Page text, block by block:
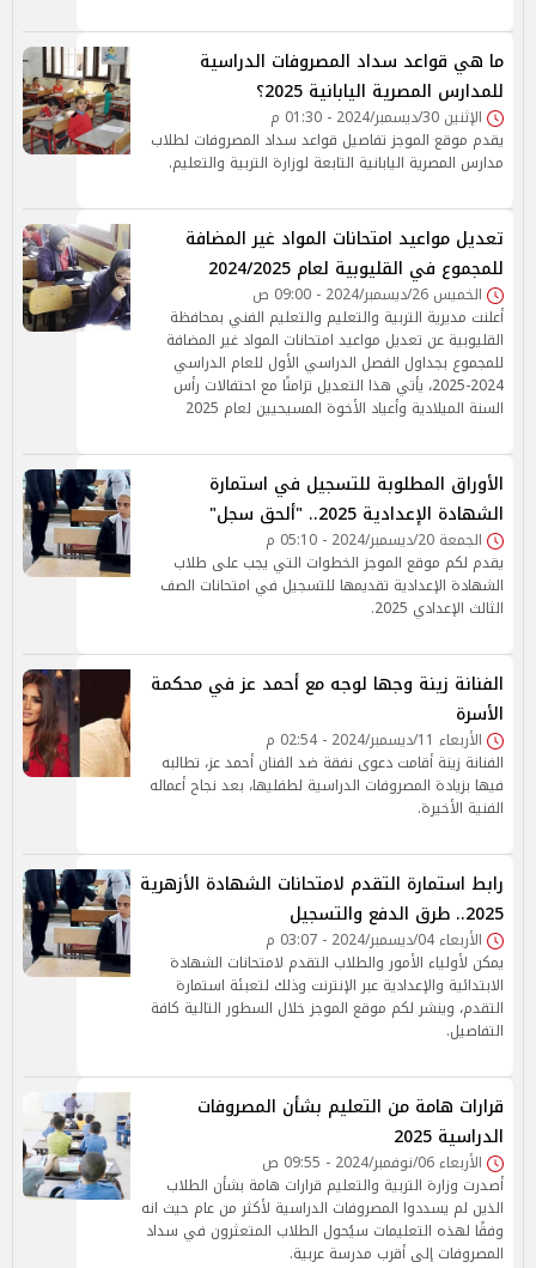
ما هي قواعد سداد المصروفات الدراسية
للمدارس المصرية اليابانية 2025؟
الإثنين 30/ديسمبر/2024 - 01:30 م
يقدم موقع الموجز تفاصيل قواعد سداد المصروفات لطلاب
مدارس المصرية اليابانية التابعة لوزارة التربية والتعليم.
تعديل مواعيد امتحانات المواد غير المضافة
للمجموع في القليوبية لعام 2024/2025
الخميس 26/ديسمبر/2024 - 09:00 ص
أعلنت مديرية التربية والتعليم والتعليم الفني بمحافظة
القليوبية عن تعديل مواعيد امتحانات المواد غير المضافة
للمجموع بجداول الفصل الدراسي الأول للعام الدراسي
2024-2025، يأتي هذا التعديل تزامنًا مع احتفالات رأس
السنة الميلادية وأعياد الأخوة المسيحيين لعام 2025
الأوراق المطلوبة للتسجيل في استمارة
الشهادة الإعدادية 2025.. "ألحق سجل"
الجمعة 20/ديسمبر/2024 - 05:10 م
يقدم لكم موقع الموجز الخطوات التي يجب على طلاب
الشهادة الإعدادية تقديمها للتسجيل في امتحانات الصف
الثالث الإعدادي 2025.
الفنانة زينة وجها لوجه مع أحمد عز في محكمة
الأسرة
الأربعاء 11/ديسمبر/2024 - 02:54 م
الفنانة زينة أقامت دعوى نفقة ضد الفنان أحمد عز، تطالبه
فيها بزيادة المصروفات الدراسية لطفليها، بعد نجاح أعماله
الفنية الأخيرة.
رابط استمارة التقدم لامتحانات الشهادة الأزهرية
2025.. طرق الدفع والتسجيل
الأربعاء 04/ديسمبر/2024 - 03:07 م
يمكن لأولياء الأمور والطلاب التقدم لامتحانات الشهادة
الابتدائية والإعدادية عبر الإنترنت وذلك لتعبئة استمارة
التقدم، وينشر لكم موقع الموجز خلال السطور التالية كافة
التفاصيل.
قرارات هامة من التعليم بشأن المصروفات
الدراسية 2025
الأربعاء 06/نوفمبر/2024 - 09:55 ص
أصدرت وزارة التربية والتعليم قرارات هامة بشأن الطلاب
الذين لم يسددوا المصروفات الدراسية لأكثر من عام حيث انه
وفقًا لهذه التعليمات سيُحول الطلاب المتعثرون في سداد
المصروفات إلى أقرب مدرسة عربية.